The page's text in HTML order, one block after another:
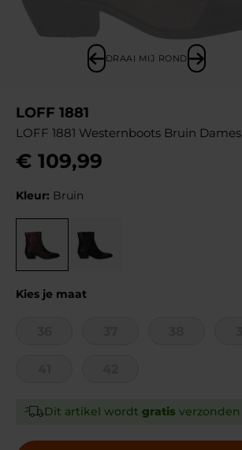
DRAAI MIJ ROND
LOFF 1881
LOFF 1881 Westernboots Bruin Dames
€ 109,99
Kleur: Bruin
Kies je maat
Dit artikel wordt gratis verzonden